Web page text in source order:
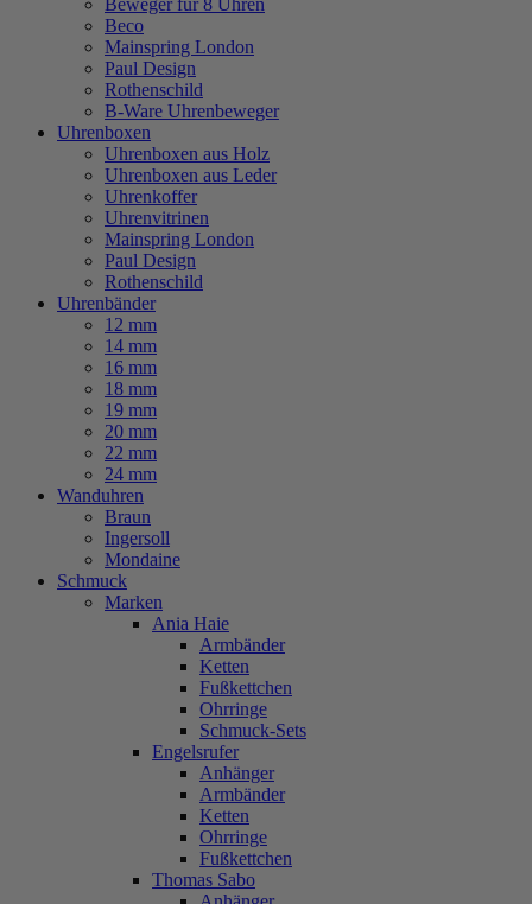
Beweger für 8 Uhren
Beco
Mainspring London
Paul Design
Rothenschild
B-Ware Uhrenbeweger
Uhrenboxen
Uhrenboxen aus Holz
Uhrenboxen aus Leder
Uhrenkoffer
Uhrenvitrinen
Mainspring London
Paul Design
Rothenschild
Uhrenbänder
12 mm
14 mm
16 mm
18 mm
19 mm
20 mm
22 mm
24 mm
Wanduhren
Braun
Ingersoll
Mondaine
Schmuck
Marken
Ania Haie
Armbänder
Ketten
Fußkettchen
Ohrringe
Schmuck-Sets
Engelsrufer
Anhänger
Armbänder
Ketten
Ohrringe
Fußkettchen
Thomas Sabo